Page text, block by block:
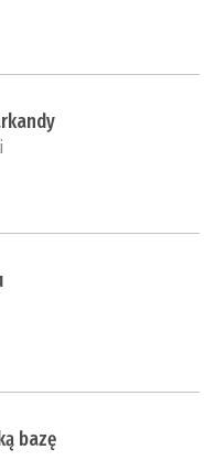
bazę